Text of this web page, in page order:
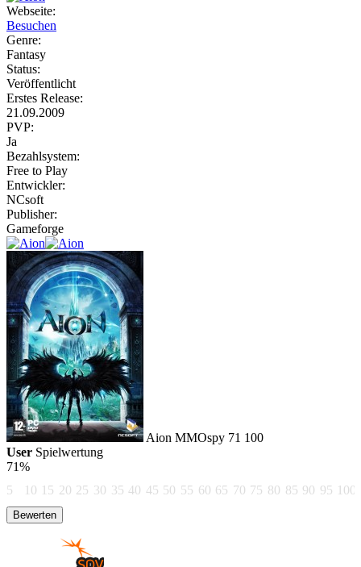
Webseite:
Besuchen
Genre:
Fantasy
Status:
Veröffentlicht
Erstes Release:
21.09.2009
PVP:
Ja
Bezahlsystem:
Free to Play
Entwickler:
NCsoft
Publisher:
Gameforge
Aion MMOspy 71 100
User Spielwertung
71%
5
10 15 20 25 30 35 40 45 50 55 60 65 70 75 80 85 90 95 100